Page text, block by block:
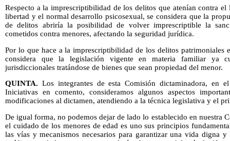
Respecto a la imprescriptibilidad de los delitos que atenían contra
libertad y el normal desarrollo psicosexual, se considera que la
de delitos abriría la posibilidad de volver imprescriptible la
cometidos contra menores, afectando la seguridad jurídica.
Por lo que hace a la imprescriptibilidad de los delitos patrimoniales
considera que la legislación vigente en materia familiar ya
jurisdiccionales tratándose de bienes que sean propiedad del menor.
QUINTA. Los integrantes de esta Comisión dictaminadora, en
Iniciativas en comento, consideramos algunos aspectos
modificaciones al dictamen, atendiendo a la técnica legislativa y el
De igual forma, no podemos dejar de lado lo establecido en nuestra
el cuidado de los menores de edad es uno sus principios
las vías y mecanismos necesarios para garantizar una vida digna